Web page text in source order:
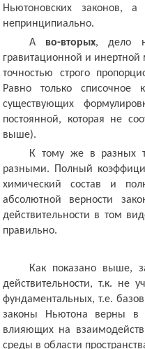
Ньютоновских законов,
непринципиально.
А во-вторых, дело
гравитационной и инертной
точностью строго
Равно только
существующих
постоянной, которая не
выше).
К тому же в разных
разными. Полный
химический состав и
абсолютной верности
действительности в том
правильно.
Как показано выше,
действительности, т.к. не
фундаментальных, т.е.
законы Ньютона верны в
влияющих на
среды в области